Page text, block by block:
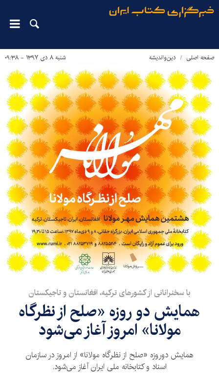
صفحه اصلی دین‌واندیشه شنبه ۸ دی ۱۳۹۷ - ۰۹:۳۸
با سخنرانانی از کشورهای ترکیه، افغانستان و تاجیکستان
همایش دو روزه «صلح از نظرگاه
مولانا» امروز آغاز می‌شود
همایش دوروزه «صلح از نظرگاه مولانا» از امروز در سازمان
اسناد و کتابخانه ملی ایران آغاز می‌شود.